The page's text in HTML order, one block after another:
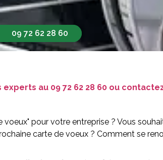
09 72 62 28 60
experts au 09 72 62 28 60 ou
voeux" pour votre entreprise ? Vous
carte de voeux ? Comment se